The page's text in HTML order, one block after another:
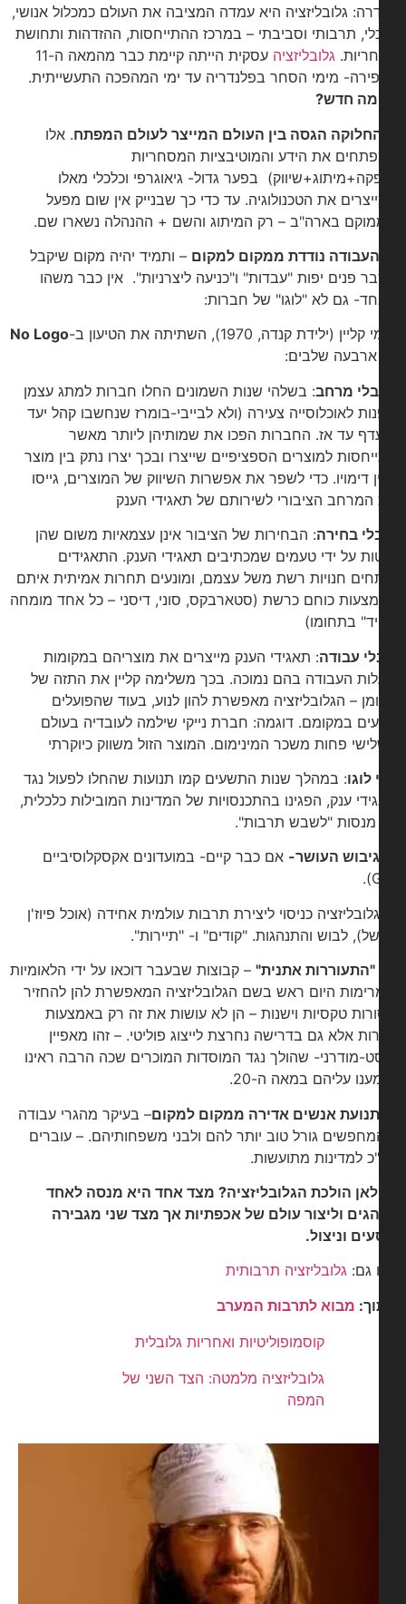
גלובליזציה היא עמדה המציבה את העולם כמכלול אנושי,
תרבותי וסביבתי – במרכז ההתייחסות, ההזדהות ותחושת
גלובליזציה
עסקית הייתה קיימת כבר מהמאה ה-11
מימי הסחר בפלנדריה עד ימי המהפכה התעשייתית.
מה חדש?
הגסה בין העולם המייצר לעולם המפתח. אלו
את הידע והמוטיבציות המסחריות
בפער גדול- גיאוגרפי וכלכלי מאלו
את הטכנולוגיה. עד כדי כך שבנייק אין שום מפעל
בארה"ב – רק המיתוג והשם + ההנהלה נשארו שם.
העבודה נודדת ממקום למקום– ותמיד יהיה מקום שיקבל
פנים יפות "עבדות" ו"כניעה ליצרניות". אין כבר משהו
גם לא "לוגו" של חברות:
(ילידת קנדה, 1970), השתיתה את הטיעון ב-
No Logo
שלבים:
מרחב: בשלהי שנות השמונים החלו חברות למתג עצמן
לאוכלוסייה צעירה (ולא לבייבי-בומרז שנחשבו קהל יעד
עד אז. החברות הפכו את שמותיהן ליותר מאשר
למוצרים הספציפיים שייצרו ובכך יצרו נתק בין מוצר
דימויו. כדי לשפר את אפשרות השיווק של המוצרים, גייסו
הציבורי לשירותם של תאגידי הענק
בחירה: הבחירות של הציבור אינן עצמאיות משום שהן
על ידי טעמים שמכתיבים תאגידי הענק. התאגידים
חנויות רשת משל עצמם, ומונעים תחרות אמיתית איתם
כוחם כרשת (סטארבקס, סוני, דיסני – כל אחד מומחה
בתחומו)
עבודה: תאגידי הענק מייצרים את מוצריהם במקומות
העבודה בהם נמוכה. בכך משלימה קליין את התזה של
– הגלובליזציה מאפשרת להון לנוע, בעוד שהפועלים
במקומם. דוגמה: חברת נייקי שילמה לעובדיה בעולם
פחות משכר המינימום. המוצר הזול משווק כיוקרתי
לוגו : במהלך שנות התשעים קמו תנועות שהחלו לפעול נגד
ענק, הפגינו בהתכנסויות של המדינות המובילות כלכלית,
מנסות "לשבש תרבות".
גיבוש העושר-אם כבר קיים- במועדונים אקסקלוסיביים
גלובליזציה כניסוי ליצירת תרבות עולמית אחידה (אוכל פיוז'ן
לבוש והתנהגות. "קודים" ו- "תיירות".
"התעוררות אתנית"– קבוצות שבעבר דוכאו על ידי הלאומיות
היום ראש בשם הגלובליזציה המאפשרת להן להחזיר
טקסיות וישנות – הן לא עושות את זה רק באמצעות
אלא גם בדרישה נחרצת לייצוג פוליטי. – זהו מאפיין
מודרני- שהולך נגד המוסדות המוכרים שכה הרבה ראינו
עליהם במאה ה-20.
תנועת אנשים אדירה ממקום למקום– בעיקר מהגרי עבודה
גורל טוב יותר להם ולבני משפחותיהם. – עוברים
למדינות מתועשות.
הולכת הגלובליזציה? מצד אחד היא מנסה לאחד
וליצור עולם של אכפתיות אך מצד שני מגבירה
וניצול.
גם: גלובליזציה תרבותית
מבוא לתרבות המערב
קוסמופוליטיות ואחריות גלובלית
גלובליזציה מלמטה: הצד השני של
המפה